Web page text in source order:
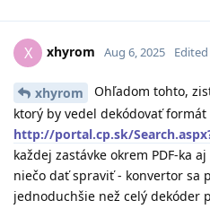
X xhyrom Aug 6, 2025 Edited
xhyrom
Ohľadom tohto,
ktorý by vedel dekódovať formát
http://portal.cp.sk/
každej zastávke okrem PDF-ka
niečo dať spraviť - konvertor sa
jednoduchšie než celý dekóder